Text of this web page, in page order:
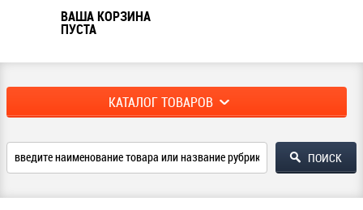
ВАША КОРЗИНА
ПУСТА
КАТАЛОГ ТОВАРОВ